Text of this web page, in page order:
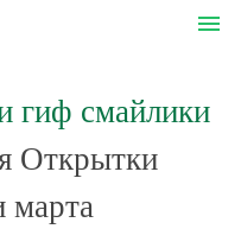
menu
гиф смайлики
Открытки
марта